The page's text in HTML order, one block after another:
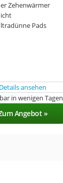
Zehenwärmer
Pads
Details ansehen
in wenigen Tagen
Angebot »